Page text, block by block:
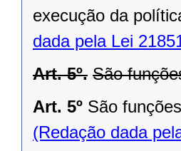
execução da
dada pela Lei
Art. 5º. São
Art. 5º São
(Redação dada